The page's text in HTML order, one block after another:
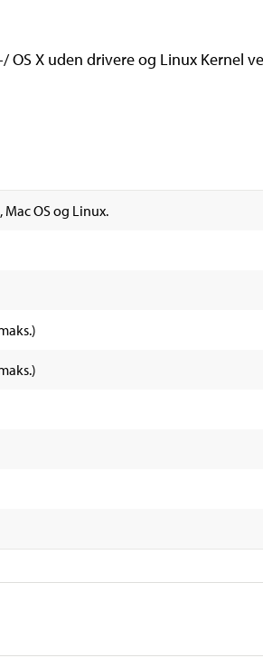
X uden drivere og Linux Kernel
OS og Linux.